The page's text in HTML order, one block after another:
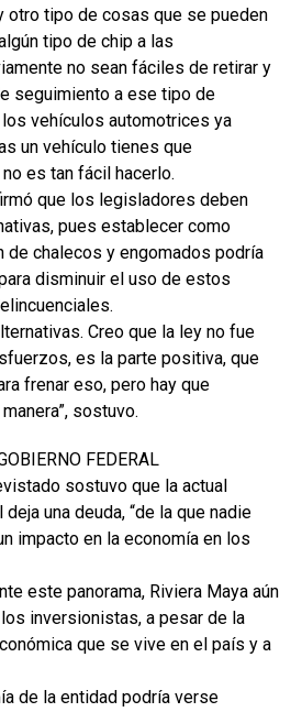
otro tipo de cosas que se pueden
tipo de chip a las
no sean fáciles de retirar y
seguimiento a ese tipo de
vehículos automotrices ya
un vehículo tienes que
es tan fácil hacerlo.
que los legisladores deben
pues establecer como
de chalecos y engomados podría
disminuir el uso de estos
Creo que la ley no fue
es la parte positiva, que
frenar eso, pero hay que
sostuvo.
FEDERAL
sostuvo que la actual
una deuda, “de la que nadie
impacto en la economía en los
este panorama, Riviera Maya aún
inversionistas, a pesar de la
que se vive en el país y a
de la entidad podría verse